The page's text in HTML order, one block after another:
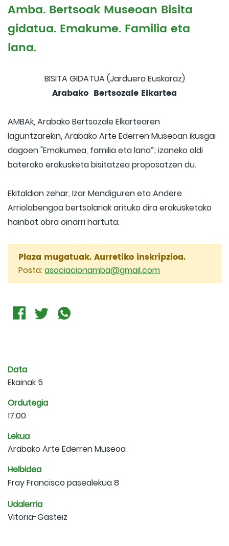
Amba. Bertsoak Museoan Bisita
gidatua. Emakume. Familia eta
lana.
BISITA GIDATUA (Jarduera Euskaraz)
Arabako Bertsozale Elkartea
AMBAk, Arabako Bertsozale Elkartearen
laguntzarekin, Arabako Arte Ederren Museoan ikusgai
dagoen "Emakumea, familia eta lana”; izaneko aldi
baterako erakusketa bisitatzea proposatzen du.
Ekitaldian zehar, Izar Mendiguren eta Andere
Arriolabengoa bertsolariak arituko dira erakusketako
hainbat obra oinarri hartuta.
Plaza mugatuak. Aurretiko inskripzioa.
Posta:asociacionamba@gmail.com
Data
Ekainak 5
Ordutegia
17:00
Lekua
Arabako Arte Ederren Museoa
Helbidea
Fray Francisco pasealekua 8
Udalerria
Vitoria-Gasteiz